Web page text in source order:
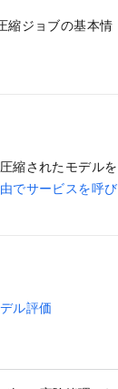
縮ジョブの基本情
縮されたモデルを
でサービスを呼び
ル評価